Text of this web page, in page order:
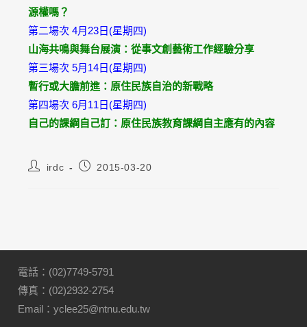
源權嗎？
第二場次 4月23日(星期四)
山海共鳴與舞台展演：從事文創藝術工作經驗分享
第三場次 5月14日(星期四)
暫行或大膽前進：原住民族自治的新戰略
第四場次 6月11日(星期四)
自己的課綱自己訂：原住民族教育課綱自主應有的內容
irdc 2015-03-20
電話：(02)7749-5791
傳真：(02)2932-2754
Email：yclee25@ntnu.edu.tw